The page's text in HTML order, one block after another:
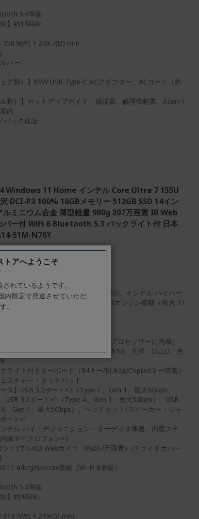
5.4準拠
】約13時間
358.9(W) × 239.7(D) mm
バー
ェア類）】65W USB Type-C ACアダプター、ACコード（約
ル類）】セットアップガイド、保証書、修理依頼書、Acerパ
内
バック保証
11 Home インテル Core Ultra 7 155U
DCI-P3 100% 16GBメモリー 512GB SSD 14イン
ルミニウム合金 薄型軽量 980g 207万画素 IR Web
バー付 WiFi 6 Bluetooth 5.3 バックライト付 日本
51M-N76Y
64ビット
テル Core Ultra 7プロセッサー 155U、インテル ハイパー
クノロジー、 インテル AI Boost専用エンジン搭載（最大 11
6400MHz SDRAM
SSD
ンテル グラフィックス（メイン・プロセッサーに内蔵）
ンチ、WUXGA（1920×1200）、16:10、光沢、OLED、色
クライト付きキーボード（84キー/日本語/Copilotキー搭載）
スチャー・タッチパッド
ス】USB 3.2ポート×2（Type-C、Gen 1、最大5Gbps、
USB 3.2ポート×1（Type-A、Gen 1、最大5Gbps）、USB
、Gen 1、最大5Gbps）、ヘッドセット/スピーカー・ジャ
ート×1
ンテル ハイ・デフィニション・オーディオ準拠、内蔵ステ
蔵マイクロフォン×1
ント)フルHD Webカメラ（約207万画素）/スライドカバー
a/b/g/n/ac/ax準拠（Wi-Fi 6準拠）
5.3準拠
】約9時間
313.7(W) × 219(D) mm
アへようこそ
れているようです。
内限定で発送させていただ
。